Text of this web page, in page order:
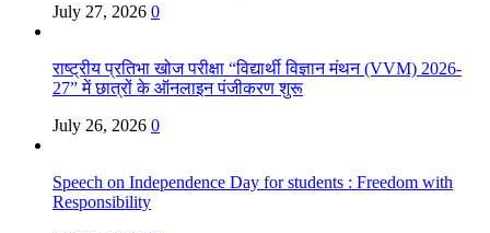
July 27, 2026 0
राष्ट्रीय प्रतिभा खोज परीक्षा “विद्यार्थी विज्ञान मंथन (VVM) 2026-
27” में छात्रों के ऑनलाइन पंजीकरण शुरू
July 26, 2026 0
Speech on Independence Day for students : Freedom with
Responsibility